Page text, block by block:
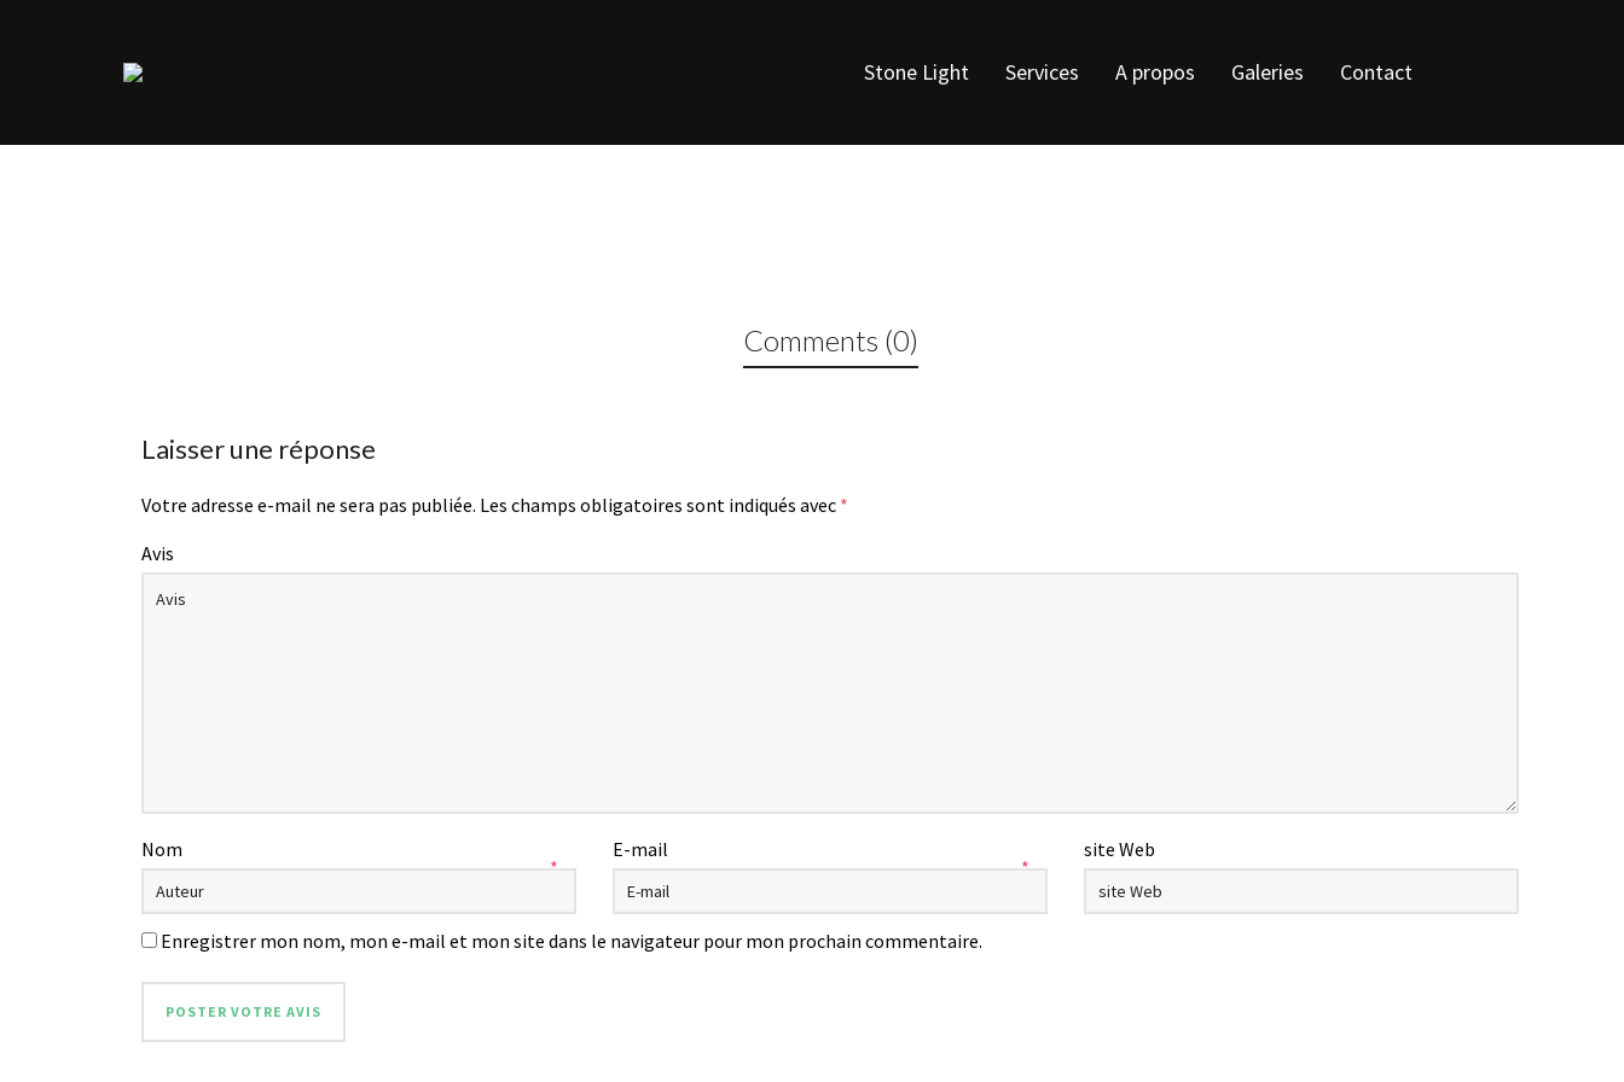
Stone Light Services A propos Galeries Contact
Comments (0)
Laisser une réponse
Votre adresse e-mail ne sera pas publiée. Les champs obligatoires sont indiqués avec *
Avis
Nom
*
E-mail
*
site Web
Enregistrer mon nom, mon e-mail et mon site dans le navigateur pour mon prochain commentaire.